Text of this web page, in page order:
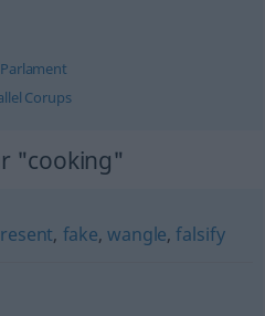
Corups
"cooking"
, fake,wangle,falsify